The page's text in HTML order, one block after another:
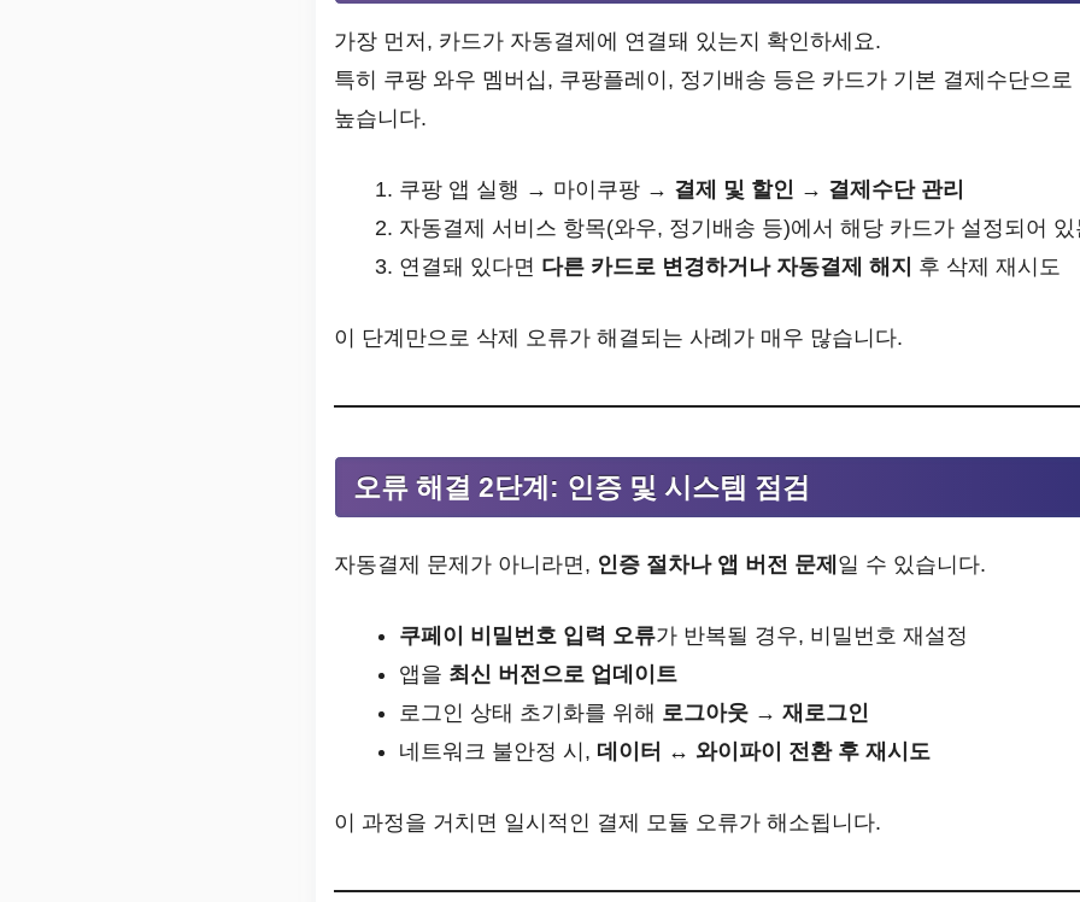
가장 먼저, 카드가 자동결제에 연결돼 있는지 확인하세요.
특히 쿠팡 와우 멤버십, 쿠팡플레이, 정기배송 등은 카드가 기본 결제수단으
높습니다.
쿠팡 앱 실행 → 마이쿠팡 → 결제 및 할인 → 결제수단 관리
자동결제 서비스 항목(와우, 정기배송 등)에서 해당 카드가 설정되어
연결돼 있다면 다른 카드로 변경하거나 자동결제 해지 후 삭제 재시도
이 단계만으로 삭제 오류가 해결되는 사례가 매우 많습니다.
오류 해결 2단계: 인증 및 시스템 점검
자동결제 문제가 아니라면, 인증 절차나 앱 버전 문제 일 수 있습니다.
쿠페이 비밀번호 입력 오류가 반복될 경우, 비밀번호 재설정
앱을 최신 버전으로 업데이트
로그인 상태 초기화를 위해 로그아웃 → 재로그인
네트워크 불안정 시, 데이터 ↔ 와이파이 전환 후 재시도
이 과정을 거치면 일시적인 결제 모듈 오류가 해소됩니다.